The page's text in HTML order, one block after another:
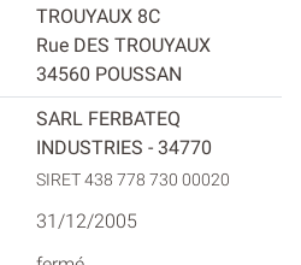
TROUYAUX 8C
Rue DES TROUYAUX
34560 POUSSAN
SARL FERBATEQ
INDUSTRIES - 34770
SIRET 438 778 730 00020
31/12/2005